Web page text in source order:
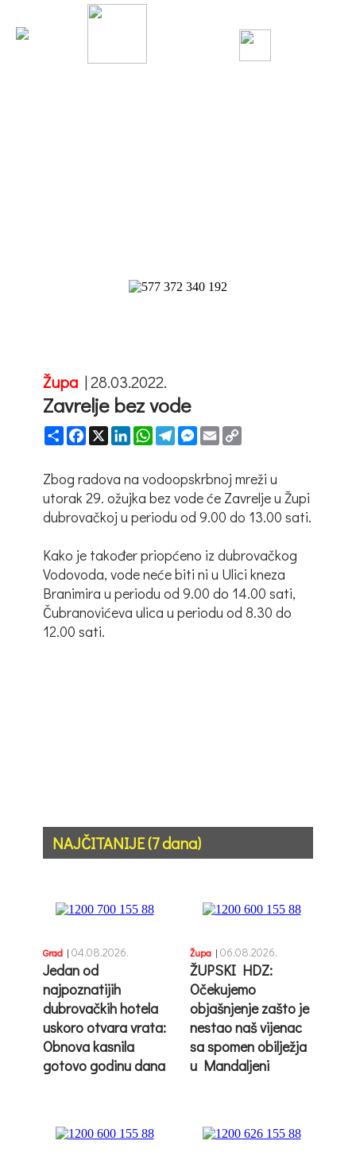
Župa |28.03.2022.
Zavrelje bez vode
ShareFacebook
X LinkedInWhatsApp
TelegramMessenger
Email
Zbog radova na vodoopskrbnoj mreži u
utorak 29. ožujka bez vode će Zavrelje u Župi
dubrovačkoj u periodu od 9.00 do 13.00 sati.
Kako je također priopćeno iz dubrovačkog
Vodovoda, vode neće biti ni u Ulici kneza
Branimira u periodu od 9.00 do 14.00 sati,
Čubranovićeva ulica u periodu od 8.30 do
12.00 sati.
NAJČITANIJE (7 dana)
Grad | 04.08.2026.
Jedan od
najpoznatijih
dubrovačkih hotela
uskoro otvara vrata:
Obnova kasnila
gotovo godinu dana
Župa | 06.08.2026.
ŽUPSKI HDZ:
Očekujemo
objašnjenje zašto je
nestao naš vijenac
sa spomen obilježja
u Mandaljeni